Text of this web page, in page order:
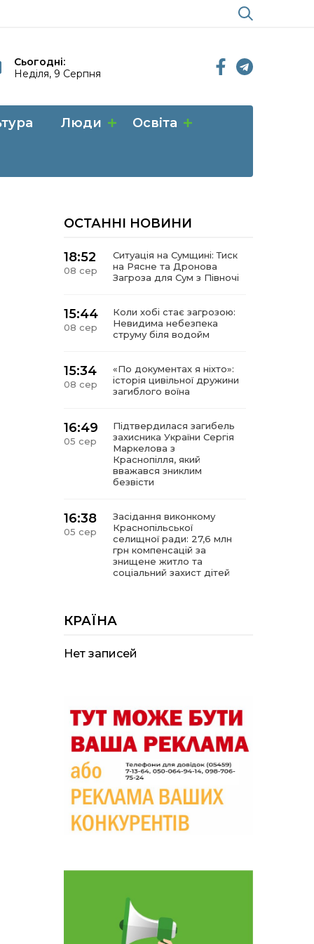
Сьогодні:
Неділя, 9 Серпня
Люди Освіта
ОСТАННІ НОВИНИ
18:52
08 сер
Ситуація на Сумщині: Тиск
на Рясне та Дронова
Загроза для Сум з Півночі
15:44
08 сер
Коли хобі стає загрозою:
Невидима небезпека
струму біля водойм
15:34
08 сер
«По документах я ніхто»:
історія цивільної дружини
загиблого воїна
16:49
05 сер
Підтвердилася загибель
захисника України Сергія
Маркелова з
Краснопілля, який
вважався зниклим
безвісти
16:38
05 сер
Засідання виконкому
Краснопільської
селищної ради: 27,6 млн
грн компенсацій за
знищене житло та
соціальний захист дітей
05 сер
ворожими ударами: у
постраждала
можуть врятувати життя
під час обстрілу
09:26
05 сер
Що робити, якщо в
нотаріальному документі
виявлено описку?
18:39
04 сер
діти та ветерани разом
створюють унікальний
до втраченого дому
Пишіть листи самому
КРАЇНА
Нет записей